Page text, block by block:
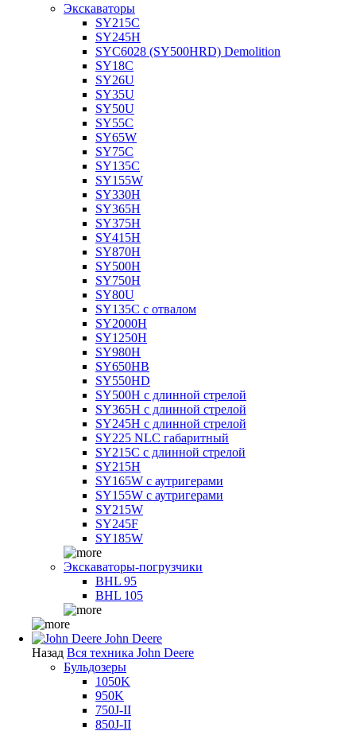
Экскаваторы
SY215C
SY245H
SYC6028 (SY500HRD) Demolition
SY18C
SY26U
SY35U
SY50U
SY55C
SY65W
SY75C
SY135C
SY155W
SY330H
SY365H
SY375H
SY415H
SY870H
SY500H
SY750H
SY80U
SY135C с отвалом
SY2000H
SY1250H
SY980H
SY650HB
SY550HD
SY500H с длинной стрелой
SY365H с длинной стрелой
SY245H с длинной стрелой
SY225 NLC габаритный
SY215C с длинной стрелой
SY215H
SY165W с аутригерами
SY155W с аутригерами
SY215W
SY245F
SY185W
Экскаваторы-погрузчики
BHL 95
BHL 105
John Deere
Назад Вся техника John Deere
Бульдозеры
1050K
950K
750J-II
850J-II